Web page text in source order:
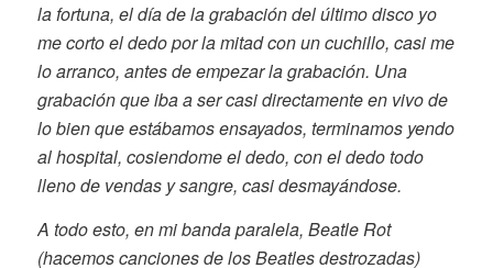
la fortuna, el día de la grabación del último disco yo
me corto el dedo por la mitad con un cuchillo, casi me
lo arranco, antes de empezar la grabación. Una
grabación que iba a ser casi directamente en vivo de
lo bien que estábamos ensayados, terminamos yendo
al hospital, cosiendome el dedo, con el dedo todo
lleno de vendas y sangre, casi desmayándose.
A todo esto, en mi banda paralela, Beatle Rot
(hacemos canciones de los Beatles destrozadas)